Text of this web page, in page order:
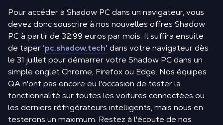
Pour accéder à Shadow PC dans un navigateur, vous
devez donc souscrire à nos nouvelles offres Shadow
PC à partir de 32,99 euros par mois. Il suffira ensuite
de taper 'pc.shadow.tech' dans votre navigateur dès
le 31 juillet pour démarrer votre Shadow PC dans un
simple onglet Chrome, Firefox ou Edge. Nos équipes
QA n'ont pas encore eu l'occasion de tester la
fonctionnalité sur toutes les voitures connectées ou
les derniers réfrigérateurs intelligents, mais nous en
testerons un maximum. Restez à l'écoute de nos